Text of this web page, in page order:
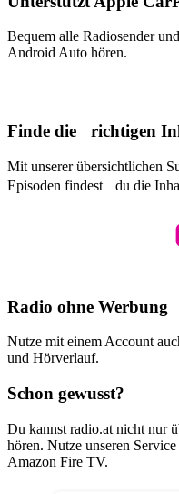
Bequem alle Radiosender
Android Auto hören.
Finde die richtigen
Mit unserer übersichtlichen
Episoden findest du die
Radio ohne Werbung
Nutze mit einem Account
und Hörverlauf.
Schon gewusst?
Du kannst radio.at nicht nur
hören. Nutze unseren
Amazon Fire TV.